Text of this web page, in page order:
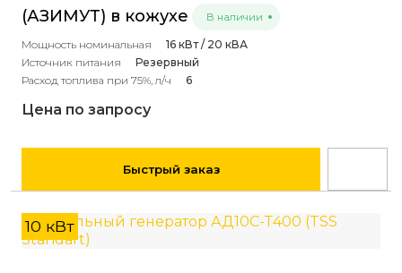
(АЗИМУТ) в кожухе
В наличии
Мощность номинальная
16 кВт / 20 кВА
Источник питания
Резервный
Расход топлива при 75%, л/ч
6
Цена по запросу
Быстрый заказ
10 кВт